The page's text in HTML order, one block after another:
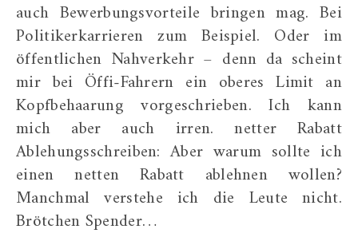
auch Bewerbungsvorteile bringen mag. Bei
Politikerkarrieren zum Beispiel. Oder im
öffentlichen Nahverkehr – denn da scheint
mir bei Öffi-Fahrern ein oberes Limit an
Kopfbehaarung vorgeschrieben. Ich kann
mich aber auch irren. netter Rabatt
Ablehungsschreiben: Aber warum sollte ich
einen netten Rabatt ablehnen wollen?
Manchmal verstehe ich die Leute nicht.
Brötchen Spender…